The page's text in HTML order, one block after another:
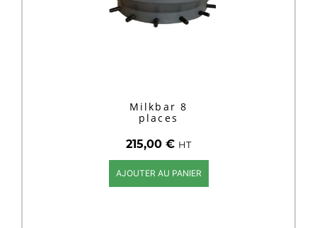
Milkbar 8
places
215,00 € HT
AJOUTER AU PANIER